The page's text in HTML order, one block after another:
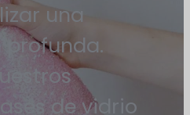
una
profunda.
de vidrio